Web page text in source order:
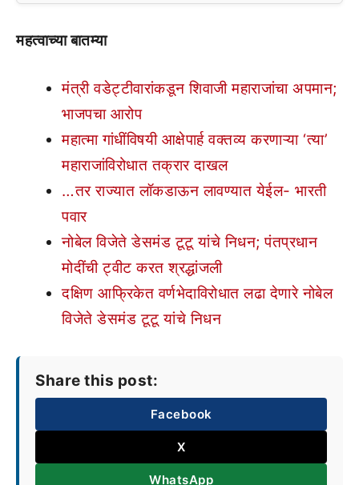
महत्वाच्या बातम्या
मंत्री वडेट्टीवारांकडून शिवाजी महाराजांचा अपमान;
भाजपचा आरोप
महात्मा गांधींविषयी आक्षेपार्ह वक्तव्य करणाऱ्या ‘त्या’
महाराजांविरोधात तक्रार दाखल
…तर राज्यात लॉकडाऊन लावण्यात येईल- भारती
पवार
नोबेल विजेते डेसमंड टूटू यांचे निधन; पंतप्रधान
मोदींची ट्वीट करत श्रद्धांजली
दक्षिण आफ्रिकेत वर्णभेदाविरोधात लढा देणारे नोबेल
विजेते डेसमंड टूटू यांचे निधन
Share this post:
Facebook
X
WhatsApp